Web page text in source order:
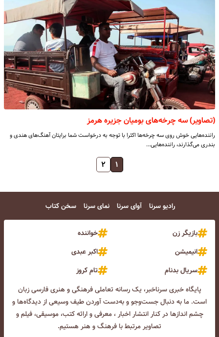
(تصاویر) سه چرخه‌های بومیان جزیره هرمز
راننده‌هایی خوش روی سه چرخه‌ها اکثرا با توجه به درخواست شما برایتان آهنگ‌های هندی و
بندری می‌گذارند، راننده‌هایی…
۱ ۲
رادیو سرنا آوای سرنا نمای سرنا سخن کتاب
بازیگر زن
خواننده
انیمیشن
اکبر عبدی
سریال بدنام
تام کروز
پایگاه خبری سرناخبر، یک رسانه تعاملی فرهنگی و هنری فارسی زبان
است. ما به دنبال جست‌و‌جو و به‌دست آوردن طیف وسیعی از دیدگاه‌ها و
چشم انداز‌ها در کنار انتشار اخبار ، معرفی و ارائه کتب، موسیقی، فیلم و
تصاویر مرتبط با فرهنگ و هنر هستیم.